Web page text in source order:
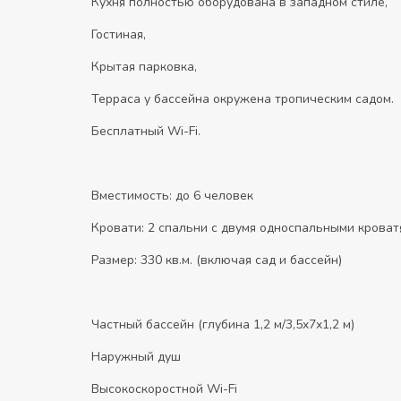
Гостиная,
Крытая парковка,
Терраса у бассейна окружена тропическим садом.
Бесплатный Wi-Fi.
Вместимость: до 6 человек
Кровати: 2 спальни с двумя односпальными
Размер: 330 кв.м. (включая сад и бассейн)
Частный бассейн (глубина 1,2 м/3,5x7x1,2 м)
Наружный душ
Высокоскоростной Wi-Fi